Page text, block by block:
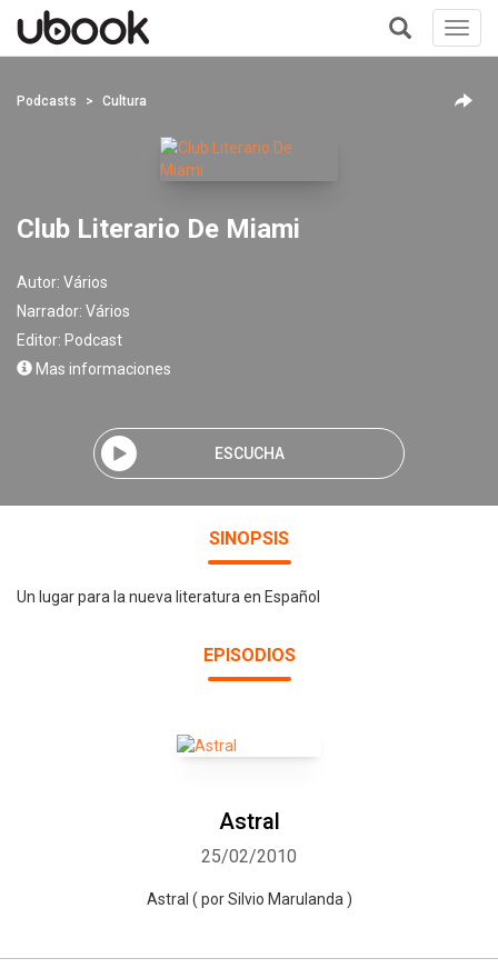
+
Podcasts Cultura
Club Literario De Miami
Autor: Vários
Narrador: Vários
Editor: Podcast
Mas informaciones
ESCUCHA
SINOPSIS
Un lugar para la nueva literatura en Español
EPISODIOS
Astral
25/02/2010
Astral ( por Silvio Marulanda )